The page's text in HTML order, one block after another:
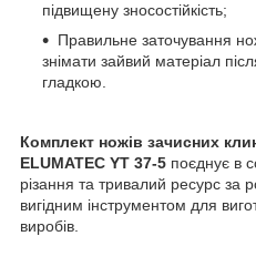
підвищену зносостійкість;
Правильне заточування
знімати зайвий матеріал
гладкою.
Комплект ножів зачисних
ELUMATEC YT 37-5 поєднує в
різання та тривалий ресурс за
вигідним інструментом для
виробів.